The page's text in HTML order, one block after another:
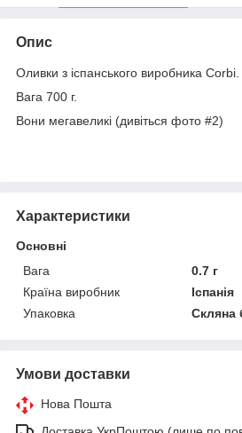
Опис
Оливки з іспанського виробника Corbi.
Вага 700 г.
Вони мегавеликі (дивіться фото #2)
Характеристики
Основні
Вага
0.7 г
Країна виробник
Іспанія
Упаковка
Скляна
Умови доставки
Нова Пошта